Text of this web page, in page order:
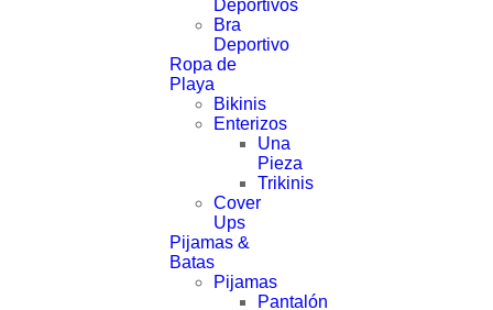
Enviar
Deportivos
Bra
Deportivo
Ropa de
Playa
Bikinis
Enterizos
Una
Pieza
Trikinis
Cover
Ups
Pijamas &
Batas
Pijamas
Pantalón